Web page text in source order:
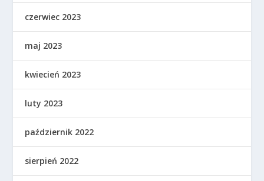
czerwiec 2023
maj 2023
kwiecień 2023
luty 2023
październik 2022
sierpień 2022